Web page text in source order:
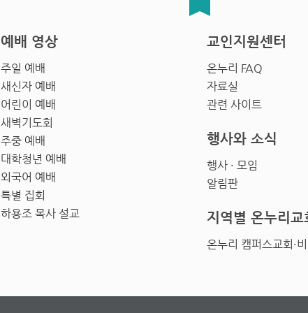
예배 영상
주일 예배
새신자 예배
어린이 예배
새벽기도회
주중 예배
대학청년 예배
외국어 예배
특별 집회
하용조 목사 설교
교인지원센터
온누리 FAQ
자료실
관련 사이트
행사와 소식
행사 · 모임
알림판
지역별 온누리교
온누리 캠퍼스교회·